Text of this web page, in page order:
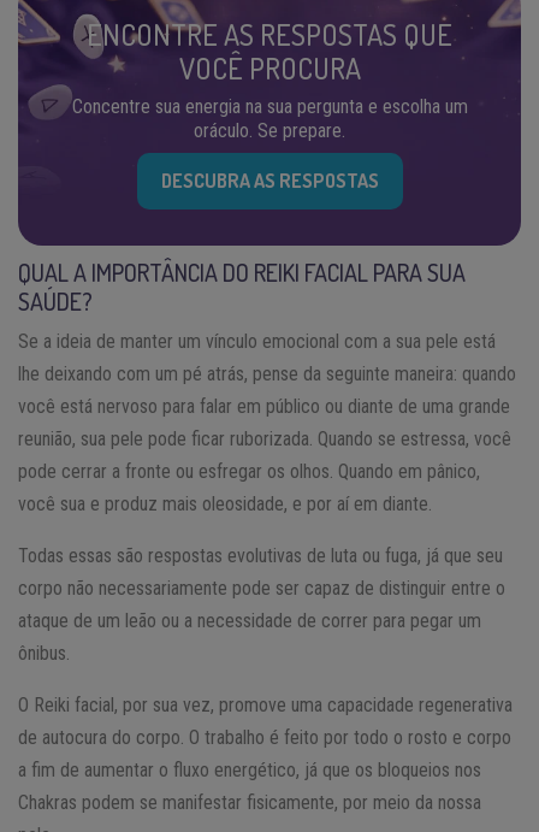
ENCONTRE AS RESPOSTAS QUE
VOCÊ PROCURA
Concentre sua energia na sua pergunta e escolha um
oráculo. Se prepare.
DESCUBRA AS RESPOSTAS
QUAL A IMPORTÂNCIA DO REIKI FACIAL PARA SUA
SAÚDE?
Se a ideia de manter um vínculo emocional com a sua pele está
lhe deixando com um pé atrás, pense da seguinte maneira: quando
você está nervoso para falar em público ou diante de uma grande
reunião, sua pele pode ficar ruborizada. Quando se estressa, você
pode cerrar a fronte ou esfregar os olhos. Quando em pânico,
você sua e produz mais oleosidade, e por aí em diante.
Todas essas são respostas evolutivas de luta ou fuga, já que seu
corpo não necessariamente pode ser capaz de distinguir entre o
ataque de um leão ou a necessidade de correr para pegar um
ônibus.
O Reiki facial, por sua vez, promove uma capacidade regenerativa
de autocura do corpo. O trabalho é feito por todo o rosto e corpo
a fim de aumentar o fluxo energético, já que os bloqueios nos
Chakras podem se manifestar fisicamente, por meio da nossa